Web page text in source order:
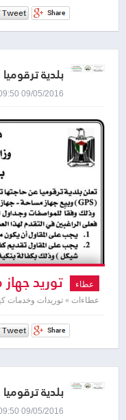
بلدية ترقوميا
09/05/2016 09:50 صباحاً
عطاء توريد
عطاءات » توريدات وخدمات
بلدية ترقوميا
09/05/2016 09:50 صباحاً